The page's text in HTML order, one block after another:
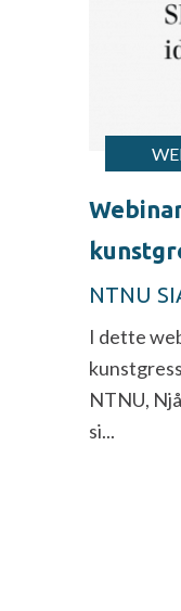
NTNU
I dette
NTNU,
si...